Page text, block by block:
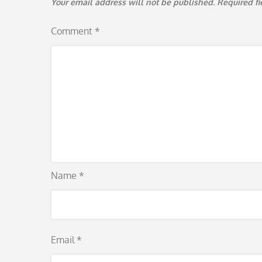
Your email address will not be published. Required
Comment *
Name *
Email *